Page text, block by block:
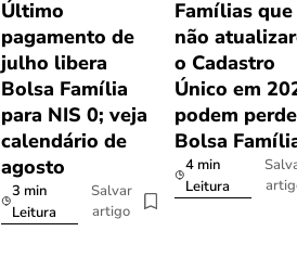
Último
pagamento de
julho libera
Bolsa Família
para NIS 0; veja
calendário de
agosto
3 min
Leitura
Salvar
artigo
Famílias que
não
o Cadastro
Único em
podem
Bolsa
4 min
Leitura